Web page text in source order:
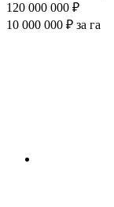
120 000 000 ₽
10 000 000 ₽ за га